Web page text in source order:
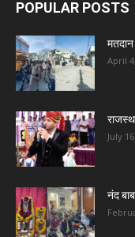
POPULAR POSTS
April
July
नंद